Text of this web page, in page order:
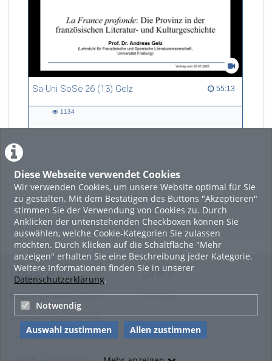
Diese Webseite verwendet Cookies
Wir verwenden Cookies, um unsere Website optimal für Sie
zu gestalten. Mit dem Bestätigen des Buttons "Akzeptieren"
stimmen Sie der Verwendung von Cookies zu. Durch
Anklicken der untenstehenden Checkboxen können Sie
auswählen, welche Cookie-Kategorien Sie zulassen
möchten. Durch Klicken auf die Schaltfläche "Mehr
anzeigen" erhalten Sie eine Beschreibung jeder Kategorie.
Weitere Informationen finden Sie in unserer
Datenschutzerklärung.
Notwendig
Auswahl zustimmen Allen zustimmen
Sa-Uni SoSe 26 (13) Gelz 55:13
55:13 duration
1134
LADE MEHR
Featured
Beliebtheit
Legal Info
Nutzungsbedingungen
Datenschutzerklärung
Imprint
Links
Sitemap